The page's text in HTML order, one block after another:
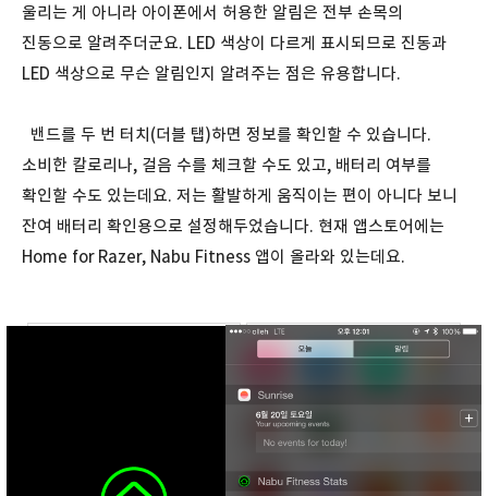
울리는 게 아니라 아이폰에서 허용한 알림은 전부 손목의
진동으로 알려주더군요. LED 색상이 다르게 표시되므로 진동과
LED 색상으로 무슨 알림인지 알려주는 점은 유용합니다.
밴드를 두 번 터치(더블 탭)하면 정보를 확인할 수 있습니다.
소비한 칼로리나, 걸음 수를 체크할 수도 있고, 배터리 여부를
확인할 수도 있는데요. 저는 활발하게 움직이는 편이 아니다 보니
잔여 배터리 확인용으로 설정해두었습니다. 현재 앱스토어에는
Home for Razer, Nabu Fitness 앱이 올라와 있는데요.